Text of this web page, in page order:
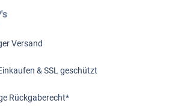
Versand
& SSL geschützt
Rückgaberecht*